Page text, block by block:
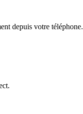
depuis votre téléphone.